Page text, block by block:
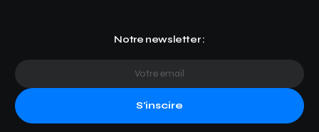
Notre newsletter :
S'inscire